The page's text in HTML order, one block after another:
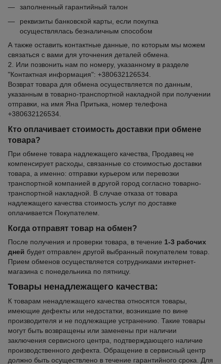
заполненный гарантийный талон
реквизиты банковской карты, если покупка
осуществлялась безналичным способом
А также оставить контактные данные, по которым мы можем
связаться с вами для уточнения деталей обмена.
2. Или позвонить нам по номеру, указанному в разделе
"Контактная информация": +380632126534.
Возврат товара для обмена осуществляется по данным,
указанным в товарно-транспортной накладной при получении
отправки, на имя Яна Притыка, номер телефона
+380632126534.
Кто оплачивает стоимость доставки при обмене
товара?
При обмене товара надлежащего качества, Продавец не
компенсирует расходы, связанные со стоимостью доставки
товара, а именно: отправки курьером или перевозки
транспортной компанией в другой город согласно товарно-
транспортной накладной. В случае отказа от товара
надлежащего качества стоимость услуг по доставке
оплачивается Покупателем.
Когда отправят товар на обмен?
После получения и проверки товара, в течение 1-3 рабочих
дней будет отправлен другой выбранный покупателем товар.
Прием обменов осуществляется сотрудниками интернет-
магазина с понедельника по пятницу.
Товары ненадлежащего качества:
К товарам ненадлежащего качества относятся товары,
имеющие дефекты или недостатки, возникшие по вине
производителя и не подлежащие устранению. Такие товары
могут быть возвращены или заменены при наличии
заключения сервисного центра, подтверждающего наличие
производственного дефекта. Обращение в сервисный центр
должно быть осуществлено в течение гарантийного срока. Для